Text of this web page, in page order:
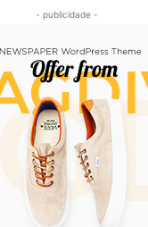
- publicidade -